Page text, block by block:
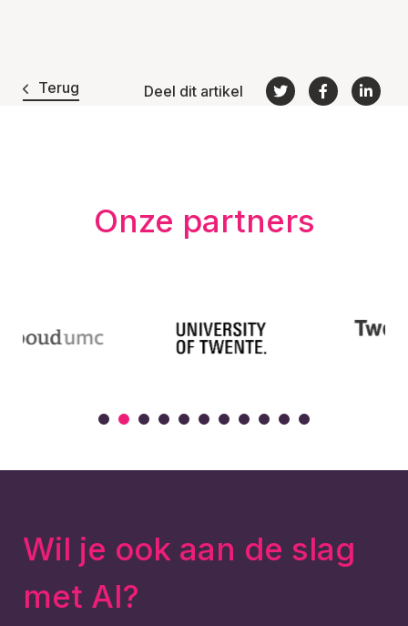
Terug Deel dit artikel
Onze partners
Wil je ook aan de slag
met AI?